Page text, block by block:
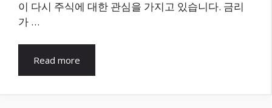
이 다시 주식에 대한 관심을 가지고 있습니다. 금리
가 …
Read more